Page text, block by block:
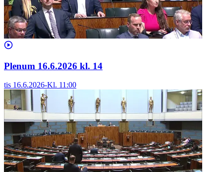
Plenum 16.6.2026 kl. 14
tis 16.6.2026-Kl. 11:00